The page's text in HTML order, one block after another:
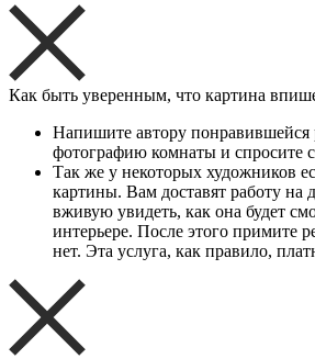
Как быть уверенным, что картина
Напишите автору
фотографию комнаты и спросите
Так же у некоторых художников
картины. Вам доставят работу на
вживую увидеть, как она будет
интерьере. После этого примите
нет. Эта услуга, как правило,